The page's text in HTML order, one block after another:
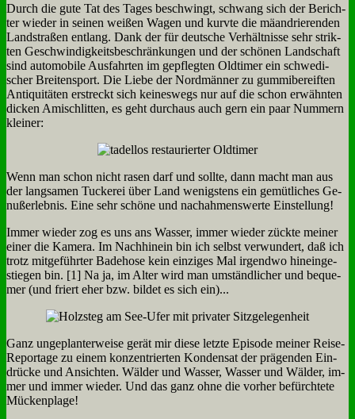
Durch die gu­te Tat des Ta­ges be­schwingt, schwang sich der Be­rich­
ter wie­der in sei­nen wei­ßen Wa­gen und kurv­te die mä­an­drie­ren­den
Land­stra­ßen ent­lang. Dank der für deut­sche Ver­hält­nis­se sehr strik­
ten Ge­schwin­dig­keits­be­schrän­kun­gen und der schö­nen Land­schaft
sind au­to­mo­bi­le Aus­fahr­ten im ge­pfleg­ten Old­ti­mer ein schwe­di­
scher Brei­ten­sport. Die Lie­be der Nord­män­ner zu gum­mi­be­reif­ten
An­ti­qui­tä­ten er­streckt sich kei­nes­wegs nur auf die schon er­wähn­ten
dicken Ami­schlit­ten, es geht durch­aus auch gern ein paar Num­mern
klei­ner:
Wenn man schon nicht ra­sen darf und soll­te, dann macht man aus
der lang­sa­men Tucke­rei über Land we­nig­stens ein ge­müt­li­ches Ge­
nuß­er­leb­nis. Ei­ne sehr schö­ne und nach­ah­mens­wer­te Ein­stel­lung!
Im­mer wie­der zog es uns ans Was­ser, im­mer wie­der zück­te mei­ner
ei­ner die Ka­me­ra. Im Nach­hin­ein bin ich selbst ver­wun­dert, daß ich
trotz mit­ge­führ­ter Ba­de­ho­se kein ein­zi­ges Mal ir­gend­wo hin­ein­ge­
stie­gen bin. [1] Na ja, im Al­ter wird man um­ständ­li­cher und be­que­
mer (und friert eher bzw. bil­det es sich ein)...
Ganz un­ge­plan­ter­wei­se ge­rät mir die­se letz­te Epi­so­de mei­ner Rei­se-
Re­por­ta­ge zu ei­nem kon­zen­trier­ten Kon­den­sat der prä­gen­den Ein­
drücke und An­sich­ten. Wäl­der und Was­ser, Was­ser und Wäl­der, im­
mer und im­mer wie­der. Und das ganz oh­ne die vor­her be­fürch­te­te
Mücken­pla­ge!